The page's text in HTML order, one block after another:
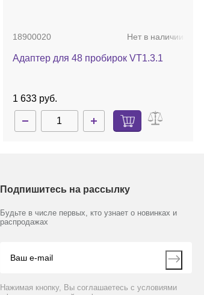
18900020 Нет в наличии
Адаптер для 48 пробирок VT1.3.1
1 633 руб.
Подпишитесь на рассылку
Будьте в числе первых, кто узнает о новинках и
распродажах
Нажимая кнопку, Вы соглашаетесь с условиями